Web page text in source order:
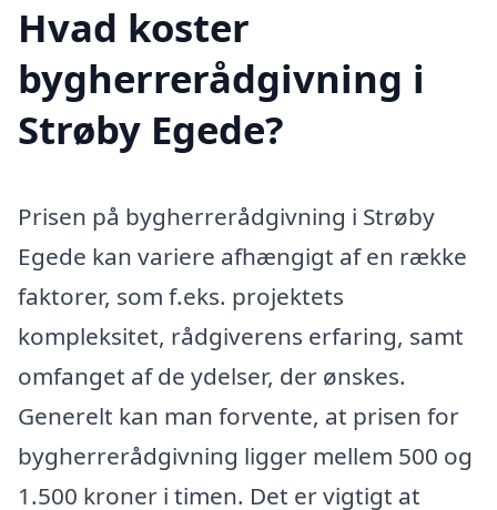
Hvad koster
bygherrerådgivning i
Strøby Egede?
Prisen på bygherrerådgivning i Strøby
Egede kan variere afhængigt af en række
faktorer, som f.eks. projektets
kompleksitet, rådgiverens erfaring, samt
omfanget af de ydelser, der ønskes.
Generelt kan man forvente, at prisen for
bygherrerådgivning ligger mellem 500 og
1.500 kroner i timen. Det er vigtigt at